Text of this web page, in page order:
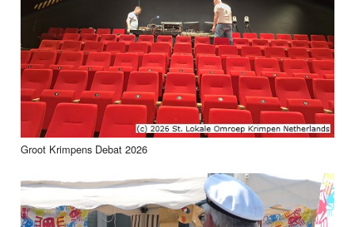
Groot Krimpens Debat 2026